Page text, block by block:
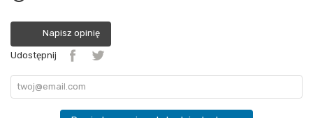
Napisz opinię
Udostępnij